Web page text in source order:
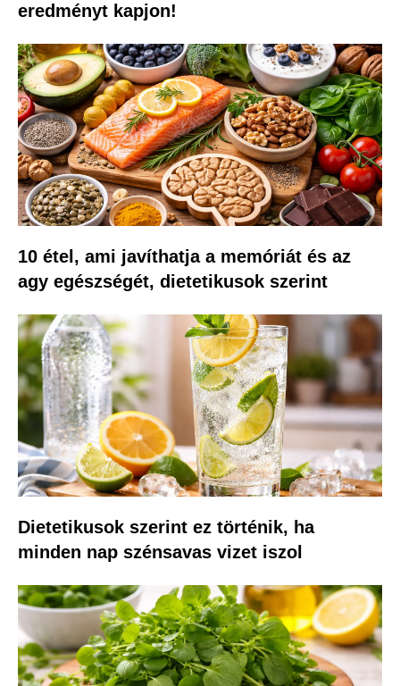
eredményt kapjon!
10 étel, ami javíthatja a memóriát és az
agy egészségét, dietetikusok szerint
Dietetikusok szerint ez történik, ha
minden nap szénsavas vizet iszol